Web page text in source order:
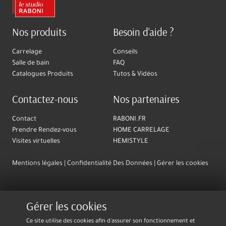
Nos produits
Carrelage
Salle de bain
Catalogues Produits
Besoin d'aide ?
Conseils
FAQ
Tutos & Vidéos
Contactez-nous
Contact
Prendre Rendez-vous
Visites virtuelles
Nos partenaires
RABONI.FR
HOME CARRELAGE
HEMISTYLE
Mentions légales Confidentialité Des Données Gérer les cookies
Gérer les cookies
Ce site utilise des cookies afin d'assurer son fonctionnement et